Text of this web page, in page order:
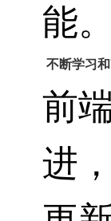
能。
不断学习
前
进